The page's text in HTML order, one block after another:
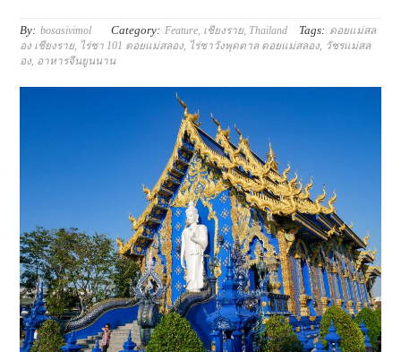
By: bosasivimol Category: Feature เชียงราย, Thailand Tags: ดอยแม่สล
อง เชียงราย, ไร่ชา 101 ดอยแม่สลอง, ไร่ชาวังพุดตาล ดอยแม่สลอง, วัชรแม่สล
อง, อาหารจีนยูนนาน